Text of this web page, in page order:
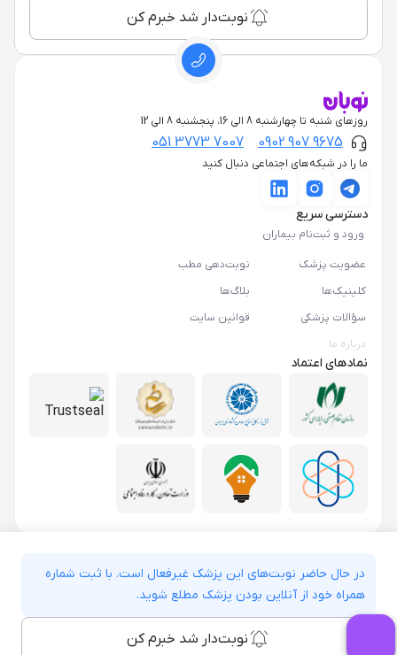
در حال حاضر نوبت‌های این پزشک غیرفعال است. با ثبت شماره
همراه خود از آنلاین بودن پزشک مطلع شوید.
نوبت‌دار شد خبرم کن
نوبت‌دار شد خبرم کن
روزهای شنبه تا چهارشنبه 8 الی 16، پنجشنبه 8 الی 12
0902 907 9675
051 3773 7007
ما را در شبکه‌های اجتماعی دنبال کنید
دسترسی سریع
ورود و ثبت‌نام بیماران
عضویت پزشک
نوبت‌دهی مطب
کلینیک‌ها
بلاگ‌ها
سؤالات پزشکی
قوانین سایت
درباره ما
نمادهای اعتماد